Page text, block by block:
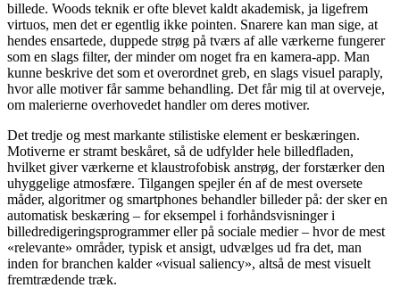
billede. Woods teknik er ofte blevet kaldt akademisk, ja ligefrem
virtuos, men det er egentlig ikke pointen. Snarere kan man sige, at
hendes ensartede, duppede strøg på tværs af alle værkerne fungerer
som en slags filter, der minder om noget fra en kamera-app. Man
kunne beskrive det som et overordnet greb, en slags visuel paraply,
hvor alle motiver får samme behandling. Det får mig til at overveje,
om malerierne overhovedet handler om deres motiver.
Det tredje og mest markante stilistiske element er beskæringen.
Motiverne er stramt beskåret, så de udfylder hele billedfladen,
hvilket giver værkerne et klaustrofobisk anstrøg, der forstærker den
uhyggelige atmosfære. Tilgangen spejler én af de mest oversete
måder, algoritmer og smartphones behandler billeder på: der sker en
automatisk beskæring – for eksempel i forhåndsvisninger i
billedredigeringsprogrammer eller på sociale medier – hvor de mest
«relevante» områder, typisk et ansigt, udvælges ud fra det, man
inden for branchen kalder «visual saliency», altså de mest visuelt
fremtrædende træk.